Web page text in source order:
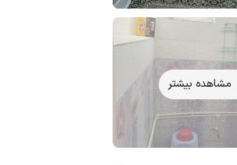
مشاهده بیشتر